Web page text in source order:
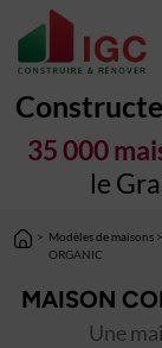
35 000
le
> Modèles de maisons >
ORGANIC
MAISON
Une